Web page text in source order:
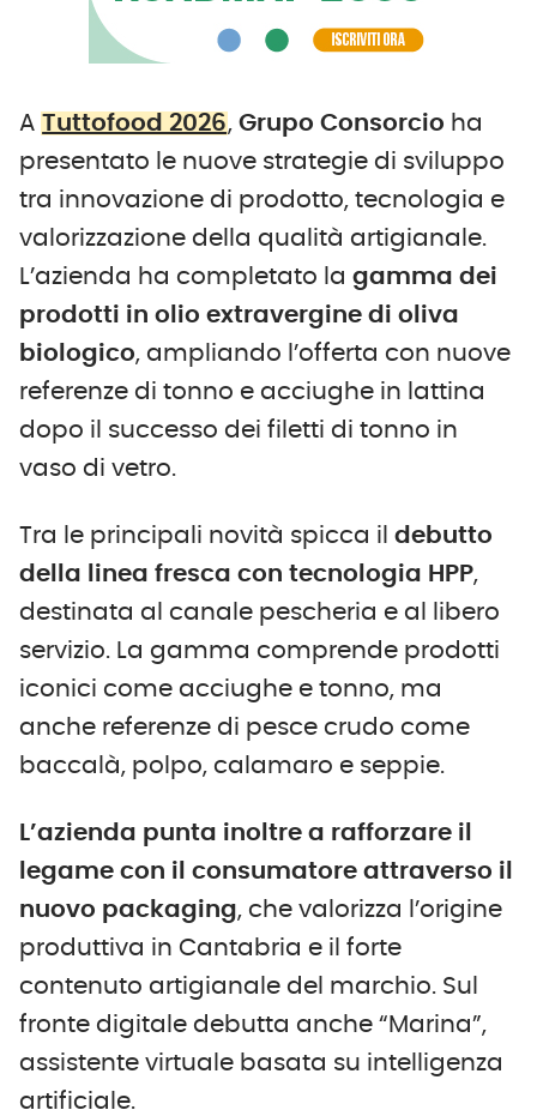
A Tuttofood 2026,Grupo Consorcio ha
presentato le nuove strategie di sviluppo
tra innovazione di prodotto, tecnologia e
valorizzazione della qualità artigianale.
L’azienda ha completato la gamma dei
prodotti in olio extravergine di oliva
biologico, ampliando l’offerta con nuove
referenze di tonno e acciughe in lattina
dopo il successo dei filetti di tonno in
vaso di vetro.
Tra le principali novità spicca il debutto
della linea fresca con tecnologia HPP,
destinata al canale pescheria e al libero
servizio. La gamma comprende prodotti
iconici come acciughe e tonno, ma
anche referenze di pesce crudo come
baccalà, polpo, calamaro e seppie.
L’azienda punta inoltre a rafforzare il
legame con il consumatore attraverso il
nuovo packaging, che valorizza l’origine
produttiva in Cantabria e il forte
contenuto artigianale del marchio. Sul
fronte digitale debutta anche “Marina”,
assistente virtuale basata su intelligenza
artificiale.